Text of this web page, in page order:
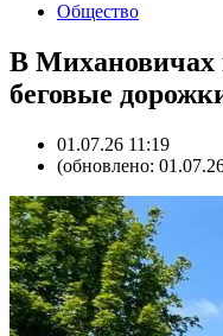
Общество
В Михановичах
беговые
01.07.26 11:19
(обновлено: